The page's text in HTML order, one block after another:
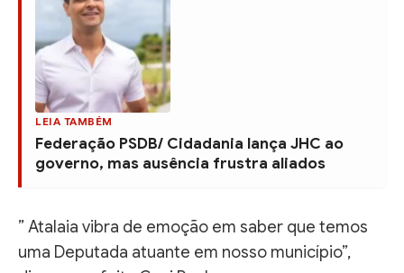
LEIA TAMBÉM
Federação PSDB/ Cidadania lança JHC ao
governo, mas ausência frustra aliados
” Atalaia vibra de emoção em saber que temos
uma Deputada atuante em nosso município”,